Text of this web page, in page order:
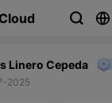
 
Linero Cepeda
2025